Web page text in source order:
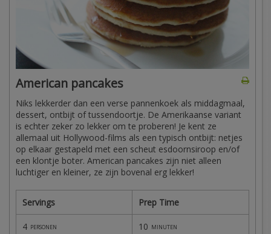
American pancakes
Niks lekkerder dan een verse pannenkoek als middagmaal,
dessert, ontbijt of tussendoortje. De Amerikaanse variant
is echter zeker zo lekker om te proberen! Je kent ze
allemaal uit Hollywood-films als een typisch ontbijt: netjes
op elkaar gestapeld met een scheut esdoornsiroop en/of
een klontje boter. American pancakes zijn niet alleen
luchtiger en kleiner, ze zijn bovenal erg lekker!
Servings Prep Time
4 personen 10 minuten